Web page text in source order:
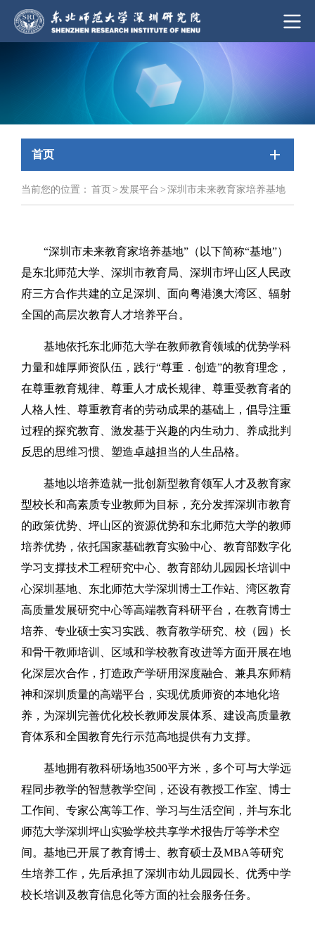
首页
当前您的位置： 首页> 发展平台 > 深圳市未来教育家培养基地
“深圳市未来教育家培养基地”（以下简称“基地”）
是东北师范大学、深圳市教育局、深圳市坪山区人民政
府三方合作共建的立足深圳、面向粤港澳大湾区、辐射
全国的高层次教育人才培养平台。
基地依托东北师范大学在教师教育领域的优势学科
力量和雄厚师资队伍，践行“尊重．创造”的教育理念，
在尊重教育规律、尊重人才成长规律、尊重受教育者的
人格人性、尊重教育者的劳动成果的基础上，倡导注重
过程的探究教育、激发基于兴趣的内生动力、养成批判
反思的思维习惯、塑造卓越担当的人生品格。
基地以培养造就一批创新型教育领军人才及教育家
型校长和高素质专业教师为目标，充分发挥深圳市教育
的政策优势、坪山区的资源优势和东北师范大学的教师
培养优势，依托国家基础教育实验中心、教育部数字化
学习支撑技术工程研究中心、教育部幼儿园园长培训中
心深圳基地、东北师范大学深圳博士工作站、湾区教育
高质量发展研究中心等高端教育科研平台，在教育博士
培养、专业硕士实习实践、教育教学研究、校（园）长
和骨干教师培训、区域和学校教育改进等方面开展在地
化深层次合作，打造政产学研用深度融合、兼具东师精
神和深圳质量的高端平台，实现优质师资的本地化培
养，为深圳完善优化校长教师发展体系、建设高质量教
育体系和全国教育先行示范高地提供有力支撑。
基地拥有教科研场地3500平方米，多个可与大学远
程同步教学的智慧教学空间，还设有教授工作室、博士
工作间、专家公寓等工作、学习与生活空间，并与东北
师范大学深圳坪山实验学校共享学术报告厅等学术空
间。基地已开展了教育博士、教育硕士及MBA等研究
生培养工作，先后承担了深圳市幼儿园园长、优秀中学
校长培训及教育信息化等方面的社会服务任务。